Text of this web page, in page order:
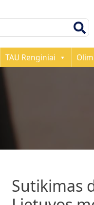
TAU Renginiai
Sutikimas